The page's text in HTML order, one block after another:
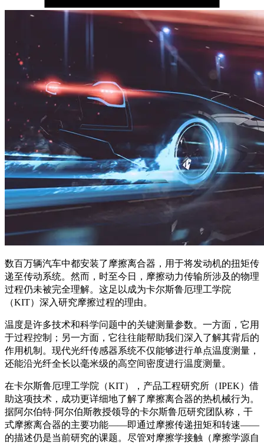
数百万辆汽车中都安装了摩擦离合器，用于将发动机的扭矩传
递至传动系统。然而，时至今日，摩擦动力传输所涉及的物理
过程仍未被完全理解。这足以成为卡尔斯鲁厄理工学院
（KIT）深入研究摩擦过程的理由。
温度是许多技术和科学问题中的关键测量参数。一方面，它用
于过程控制；另一方面，它往往能帮助我们深入了解其背后的
作用机制。现代光纤传感器系统不仅能够进行单点温度测量，
还能沿光纤全长以毫米级的高空间密度进行温度测量。
在卡尔斯鲁厄理工学院（KIT），产品工程研究所（IPEK）借
助这项技术，成功更详细地了解了摩擦离合器的热机械行为。
据阿尔伯特·阿尔伯斯教授领导的卡尔斯鲁厄研究团队称，干
式摩擦离合器的主要功能——即通过摩擦传递扭矩和转速——
的描述仍是当前研究的课题。尽管对摩擦学接触（摩擦学源自